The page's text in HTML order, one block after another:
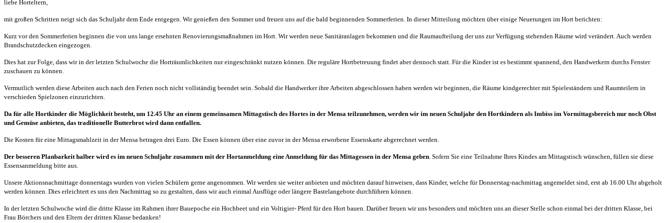
liebe Horteltern,
mit großen Schritten neigt sich das Schuljahr dem Ende entgegen. Wir genießen den Sommer und freuen uns auf die bald beginnenden Sommerferien. In dieser Mitteilung möchten über einige Neuerungen im Hort berichten:
Kurz vor den Sommerferien beginnen die von uns lange ersehnten Renovierungsmaßnahmen im Hort. Wir werden neue Sanitäranlagen bekommen und die Raumaufteilung der uns zur Verfügung stehenden Räume wird verändert. Auch werden
Brandschutzdecken eingezogen.
Dies hat zur Folge, dass wir in der letzten Schulwoche die Horträumlichkeiten nur eingeschränkt nutzen können. Die reguläre Hortbetreuung findet aber dennoch statt. Für die Kinder ist es bestimmt spannend, den Handwerkern durchs Fenster
zuschauen zu können.
Vermutlich werden diese Arbeiten auch nach den Ferien noch nicht vollständig beendet sein. Sobald die Handwerker ihre Arbeiten abgeschlossen haben werden wir beginnen, die Räume kindgerechter mit Spieleständern und Raumteilern in
verschieden Spielzonen einzurichten.
Da für alle Hortkinder die Möglichkeit besteht, um 12.45 Uhr an einem gemeinsamen Mittagstisch des Hortes in der Mensa teilzunehmen, werden wir im neuen Schuljahr den Hortkindern als Imbiss im Vormittagsbereich nur noch Obst
und Gemüse anbieten, das traditionelle Butterbrot wird dann entfallen.
Die Kosten für eine Mittagsmahlzeit in der Mensa betragen drei Euro. Die Essen können über eine zuvor in der Mensa erworbene Essenskarte abgerechnet werden.
Der besseren Planbarkeit halber wird es im neuen Schuljahr zusammen mit der Hortanmeldung eine Anmeldung für das Mittagessen in der Mensa geben . Sofern Sie eine Teilnahme Ihres Kindes am Mittagstisch wünschen, füllen sie diese
Essensanmeldung bitte aus.
Unsere Aktionsnachmittage donnerstags wurden von vielen Schülern gerne angenommen. Wir werden sie weiter anbieten und möchten darauf hinweisen, dass Kinder, welche für Donnerstag-nachmittag angemeldet sind, erst ab 16.00 Uhr abgeholt
werden können. Dies erleichtert es uns den Nachmittag so zu gestalten, dass wir auch einmal Ausflüge oder längere Bastelangebote durchführen können.
In der letzten Schulwoche wird die dritte Klasse im Rahmen ihrer Bauepoche ein Hochbeet und ein Voltigier- Pferd für den Hort bauen. Darüber freuen wir uns besonders und möchten uns an dieser Stelle schon einmal bei der dritten Klasse, bei
Frau Börchers und den Eltern der dritten Klasse bedanken!